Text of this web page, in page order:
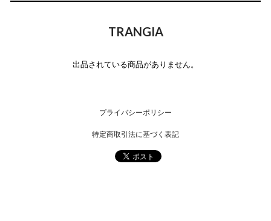
TRANGIA
出品されている商品がありません。
プライバシーポリシー
特定商取引法に基づく表記